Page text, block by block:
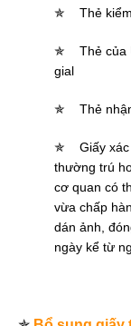
✯ Thẻ
✯ Thẻ của
gial
✯ Thẻ
✯ Giấy
thường trú
cơ quan có
vừa chấp
dán ảnh,
ngày kể từ